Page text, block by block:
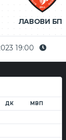
ЛАВОВИ БП
19:00
ДК МВП